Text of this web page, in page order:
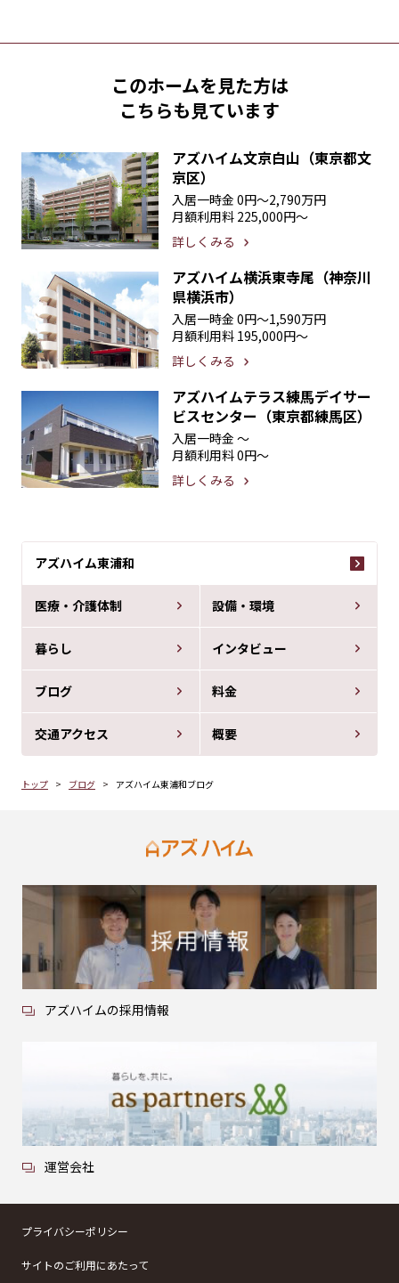
アズハイム東浦和
医療・介護体制 設備・環境
暮らし インタビュー
ブログ 料金
交通アクセス 概要
トップ ブログ アズハイム東浦和ブログ
このホームを見た方は
こちらも見ています
アズハイム文京白山（東京都文
京区）
入居一時金 0円〜2,790万円
月額利用料 225,000円〜
詳しくみる
アズハイム横浜東寺尾（神奈川
県横浜市）
入居一時金 0円〜1,590万円
月額利用料 195,000円〜
詳しくみる
アズハイムテラス練馬デイサー
ビスセンター（東京都練馬区）
入居一時金 〜
月額利用料0円〜
詳しくみる
アズハイムの採用情報
運営会社
プライバシーポリシー
サイトのご利用にあたって